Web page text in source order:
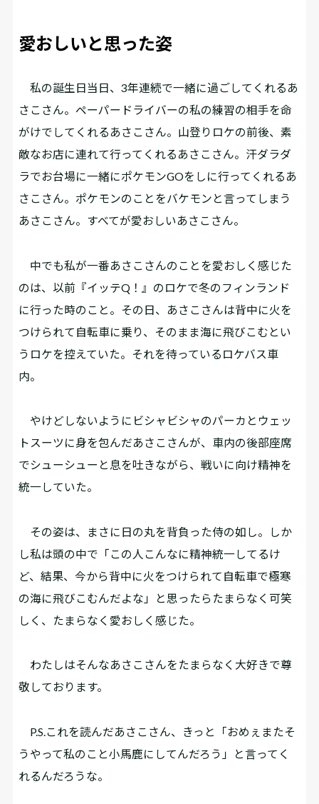
愛おしいと思った姿
私の誕生日当日、3年連続で一緒に過ごしてくれるあ
さこさん。ペーパードライバーの私の練習の相手を命
がけでしてくれるあさこさん。山登りロケの前後、素
敵なお店に連れて行ってくれるあさこさん。汗ダラダ
ラでお台場に一緒にポケモンGOをしに行ってくれるあ
さこさん。ポケモンのことをバケモンと言ってしまう
あさこさん。すべてが愛おしいあさこさん。
中でも私が一番あさこさんのことを愛おしく感じた
のは、以前『イッテQ！』のロケで冬のフィンランド
に行った時のこと。その日、あさこさんは背中に火を
つけられて自転車に乗り、そのまま海に飛びこむとい
うロケを控えていた。それを待っているロケバス車
内。
やけどしないようにビシャビシャのパーカとウェッ
トスーツに身を包んだあさこさんが、車内の後部座席
でシューシューと息を吐きながら、戦いに向け精神を
統一していた。
その姿は、まさに日の丸を背負った侍の如し。しか
し私は頭の中で「この人こんなに精神統一してるけ
ど、結果、今から背中に火をつけられて自転車で極寒
の海に飛びこむんだよな」と思ったらたまらなく可笑
しく、たまらなく愛おしく感じた。
わたしはそんなあさこさんをたまらなく大好きで尊
敬しております。
P.S.これを読んだあさこさん、きっと「おめぇまたそ
うやって私のこと小馬鹿にしてんだろう」と言ってく
れるんだろうな。